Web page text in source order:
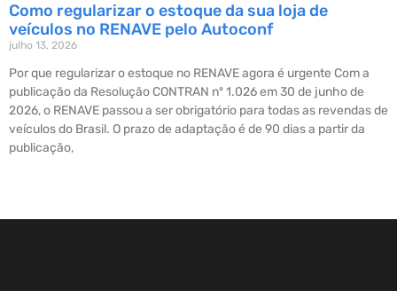
Como regularizar o estoque da sua loja de
veículos no RENAVE pelo Autoconf
julho 13, 2026
Por que regularizar o estoque no RENAVE agora é urgente Com a
publicação da Resolução CONTRAN nº 1.026 em 30 de junho de
2026, o RENAVE passou a ser obrigatório para todas as revendas de
veículos do Brasil. O prazo de adaptação é de 90 dias a partir da
publicação,